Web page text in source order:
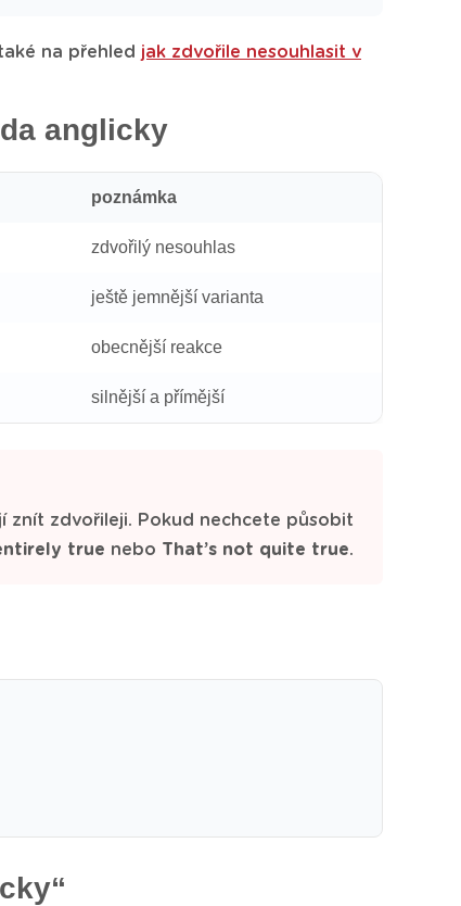
na přehled jak zdvořile nesouhlasit v
anglicky
poznámka
zdvořilý nesouhlas
ještě jemnější varianta
obecnější reakce
silnější a přímější
znít zdvořileji. Pokud nechcete působit
true nebo That’s not quite true.